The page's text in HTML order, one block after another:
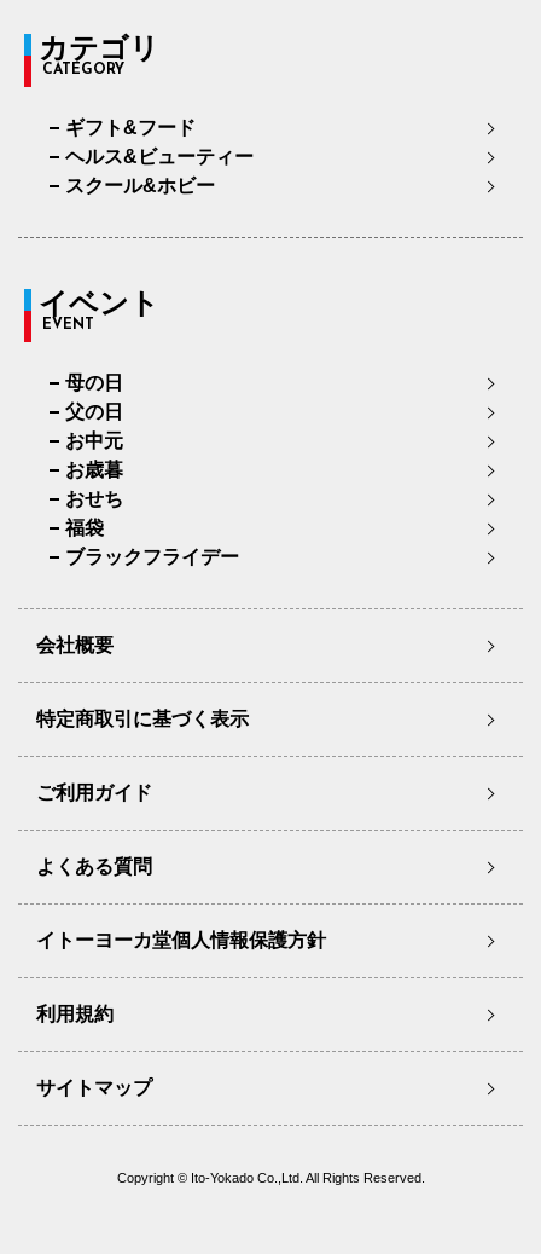
カテゴリ
CATEGORY
ギフト&フード
ヘルス&ビューティー
スクール&ホビー
イベント
EVENT
母の日
父の日
お中元
お歳暮
おせち
福袋
ブラックフライデー
会社概要
特定商取引に基づく表示
ご利用ガイド
よくある質問
イトーヨーカ堂個人情報保護方針
利用規約
サイトマップ
Copyright © Ito-Yokado Co.,Ltd. All Rights Reserved.